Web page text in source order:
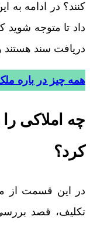
کنند؟ در ادامه به
داد تا متوجه شوید
دریافت سند
همه چیز در باره
چه املاکی
کرد؟
در این قسمت از
تکلیف، قصد